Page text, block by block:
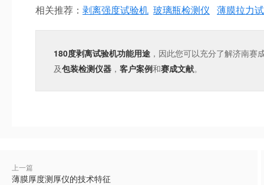
相关推荐： 剥离强度试验机 玻璃瓶检测仪 薄膜拉力
180度剥离试验机功能用途 ，因此您可以充分了解济南赛
及包装检测仪器 ， 客户案例和赛成文献。
上一篇
薄膜厚度测厚仪的技术特征